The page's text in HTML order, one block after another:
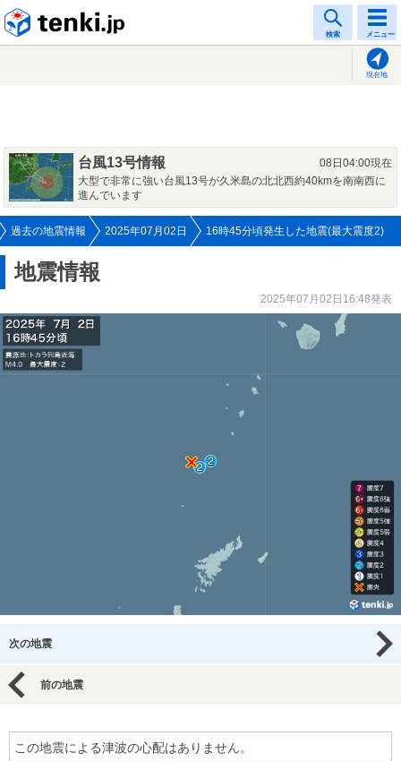
検索 メニュー
現在地
台風13号情報
08日04:00現在
大型で非常に強い台風13号が久米島の北北西約40kmを南南西に
進んでいます
過去の地震情報 2025年07月02日 16時45分頃発生した地震(最大震度2)
地震情報
2025年07月02日16:48発表
次の地震
前の地震
この地震による津波の心配はありません。